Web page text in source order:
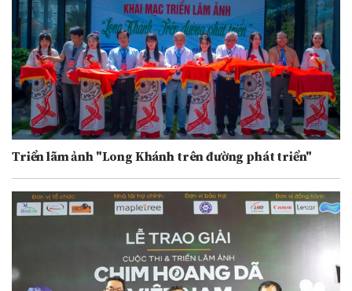
Triển lãm ảnh "Long Khánh trên đường phát triển"